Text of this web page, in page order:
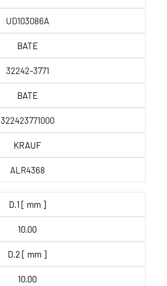
UD103086A
BATE
32242-3771
BATE
322423771000
KRAUF
ALR4368
D.1 [ mm ]
10.00
D.2 [ mm ]
10.00